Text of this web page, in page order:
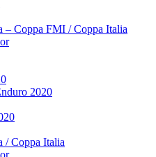
– Coppa FMI / Coppa Italia
2020
/ Coppa Italia